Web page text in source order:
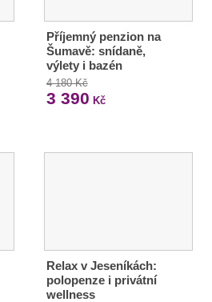
Příjemný penzion na
Šumavě: snídaně,
výlety i bazén
4 180 Kč
3 390 Kč
Relax v Jeseníkách:
polopenze i privátní
wellness